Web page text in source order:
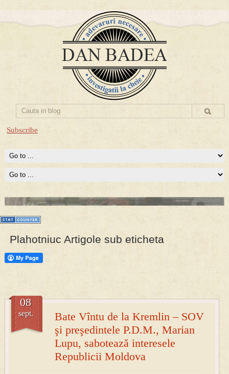
Subscribe
PRESA
Permise pentru vânătoarea de porci în costume, cu gulere albe
Prima mea carte publicata (Nemira)
Averea Presedintelui: prima lucrare despre controversatele
conturi secrete ale Securitatii.
Plahotniuc Artigole sub eticheta
Bate Vîntu de la Kremlin – SOV
şi preşedintele P.D.M., Marian
Lupu, sabotează interesele
Republicii Moldova
08
sept.